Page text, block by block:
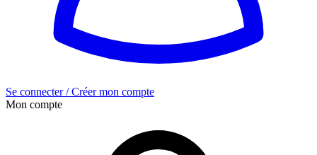
Se connecter / Créer mon compte
Mon compte